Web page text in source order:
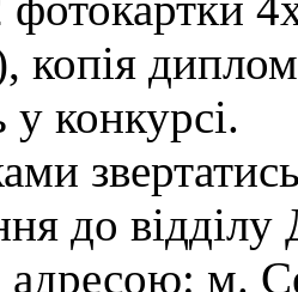
копія
у конкурсі.
до
адресою: м.